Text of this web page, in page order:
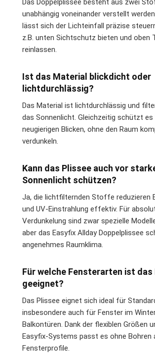
Das Doppelplissee besteht aus zwei
unabhängig voneinander verstellt
lässt sich der Lichteinfall präzise
z.B. unten Sichtschutz bieten und oben
reinlassen.
Ist das Material blickdicht oder
lichtdurchlässig?
Das Material ist lichtdurchlässig und
das Sonnenlicht. Gleichzeitig schützt es
neugierigen Blicken, ohne den Raum
verdunkeln.
Kann das Plissee auch vor
Sonnenlicht schützen?
Ja, die lichtfilternden Stoffe reduzieren
und UV-Einstrahlung effektiv. Für
Verdunkelung sind zwar spezielle
aber das Easyfix Allday Doppelplissee
angenehmes Raumklima.
Für welche Fensterarten ist das
geeignet?
Das Plissee eignet sich ideal für
insbesondere auch für Fenster im
Balkontüren. Dank der flexiblen Größen
Easyfix-Systems passt es ohne Bohren
Fensterprofile.